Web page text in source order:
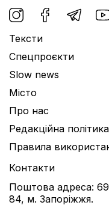
Тексти
Спецпроєкти
Slow news
Місто
Про нас
Редакційна політика
Правила
Контакти
Поштова адреса:
84, м. Запоріжжя.